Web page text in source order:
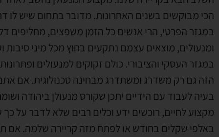
הכי מבוקשים בשנים האחרונות. מדובר בתחום שיש לו
במגזר הפרטי, הרי אנשים כל הזמן משפצים, מחליפים
ומנעולים, מוצאים עצמם נתקעים בחוץ מכל מיני סיבות
במגזר העסקי והציבורי. כולם זקוקים למנעולים
הזה גם רק משדרג ומשתדרג מבחינה טכנולוגית. אם אתם
בעיה לעבוד עם הידיים יתכן שקורס מנעולן ביהודה
מקצוע לחיים, רוכשים ידע וכלים רבים שלא לדבר על
באלפי שקלים בחודש או לפתח מזה קריירה שלמה. אם